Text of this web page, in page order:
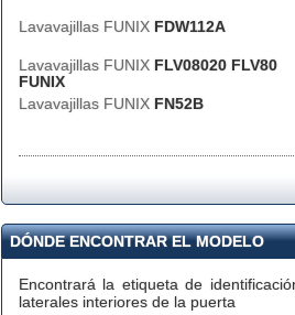
Lavavajillas FUNIX FDW112A
Lavavajillas FUNIX FLV08020 FLV80
FUNIX
Lavavajillas FUNIX FN52B
DÓNDE ENCONTRAR EL MODELO
Encontrará la etiqueta de
laterales interiores de la puerta